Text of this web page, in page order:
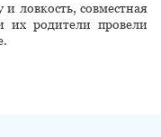
ловкость, совместная
их родители провели